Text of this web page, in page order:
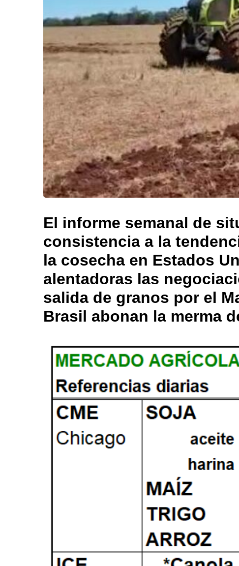
El informe semanal de
consistencia a la
la cosecha en Estados
alentadoras las
salida de granos por el
Brasil abonan la merma